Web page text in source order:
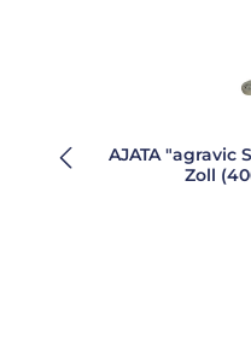
AJATA "agravic
Zoll